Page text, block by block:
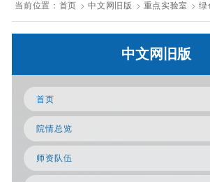
发展联络
英文网站
当前位置： 首页 中文网旧版 重点实验室 绿
中文网旧版
首页
院情总览
师资队伍